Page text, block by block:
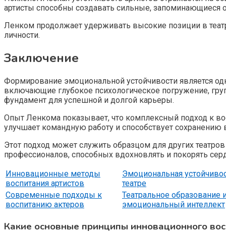
артисты способны создавать сильные, запоминающиеся
Ленком продолжает удерживать высокие позиции в
личности.
Заключение
Формирование эмоциональной устойчивости является
включающие глубокое психологическое погружение,
фундамент для успешной и долгой карьеры.
Опыт Ленкома показывает, что комплексный подход к
улучшает командную работу и способствует сохранению
Этот подход может служить образцом для других
профессионалов, способных вдохновлять и покорять
Инновационные методы
воспитания артистов
Эмоциональная
театре
Современные подходы к
воспитанию актеров
Театральное образование
эмоциональный интеллект
Какие основные принципы инновационного